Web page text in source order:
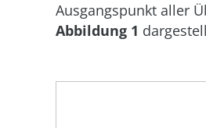
Ausgangspunkt aller
Abbildung 1